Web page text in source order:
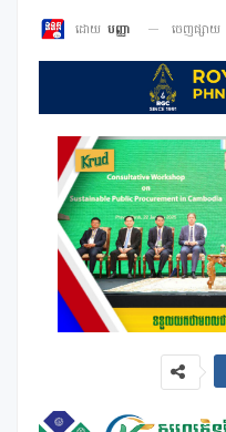
ដោយ បញ្ញា ចេញផ្សាយ